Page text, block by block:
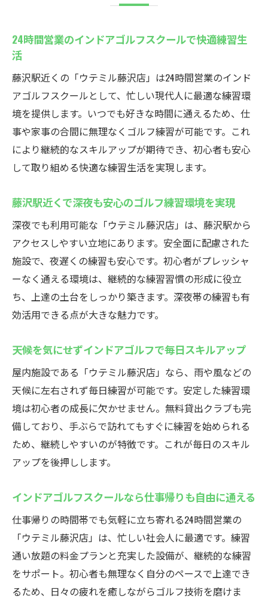
活用
した練習
初心者大歓迎の藤沢インドアゴルフスクール
初心者も安心して始められるゴルフスクー
ルの特徴
藤沢のインドアゴルフスクールで基礎から
初心者向けレッスンが充実したインドアゴ
ルフ体験
インストラクターによる丁寧な指導が魅力
シミュレーションゴルフで楽しく上達を実
感
通いやすいインドアゴルフスクールで継続
サポート
自分のペースで通える24時間営業ゴルフス
クール
夜間や早朝も使えるインドアゴルフの便利
さ
スマホ予約で手軽に通えるゴルフ練習場
時間に縛られずインドアゴルフで効率練習
力
無人店舗で集中できるインドアゴルフ環境
藤沢駅からすぐ！通い放題のインドアゴルフウ
テミル
定額で通い放題のインドアゴルフスクール
が魅力
24時間営業のインドアゴルフスクールで快適練習生
活
藤沢駅近くの「ウテミル藤沢店」は24時間営業のインド
アゴルフスクールとして、忙しい現代人に最適な練習環
境を提供します。いつでも好きな時間に通えるため、仕
事や家事の合間に無理なくゴルフ練習が可能です。これ
により継続的なスキルアップが期待でき、初心者も安心
して取り組める快適な練習生活を実現します。
藤沢駅近くで深夜も安心のゴルフ練習環境を実現
深夜でも利用可能な「ウテミル藤沢店」は、藤沢駅から
アクセスしやすい立地にあります。安全面に配慮された
施設で、夜遅くの練習も安心です。初心者がプレッシャ
ーなく通える環境は、継続的な練習習慣の形成に役立
ち、上達の土台をしっかり築きます。深夜帯の練習も有
効活用できる点が大きな魅力です。
天候を気にせずインドアゴルフで毎日スキルアップ
屋内施設である「ウテミル藤沢店」なら、雨や風などの
天候に左右されず毎日練習が可能です。安定した練習環
境は初心者の成長に欠かせません。無料貸出クラブも完
備しており、手ぶらで訪れてもすぐに練習を始められる
ため、継続しやすいのが特徴です。これが毎日のスキル
アップを後押しします。
インドアゴルフスクールなら仕事帰りも自由に通える
仕事帰りの時間帯でも気軽に立ち寄れる24時間営業の
「ウテミル藤沢店」は、忙しい社会人に最適です。練習
通い放題の料金プランと充実した設備が、継続的な練習
をサポート。初心者も無理なく自分のペースで上達でき
るため、日々の疲れを癒しながらゴルフ技術を磨けま